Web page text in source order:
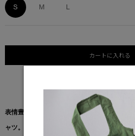
S M L
カートに入れる
表情豊かで立体感のあるコットン素材を使
ャツ。